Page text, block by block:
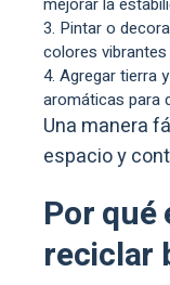
Pintar o
colores
Agregar tierra
aromáticas para
Una manera
espacio y
Por
reciclar